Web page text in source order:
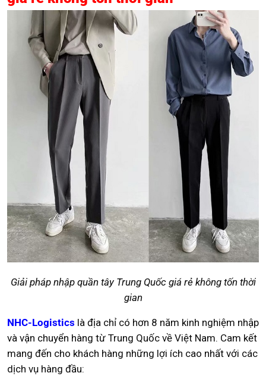
Giải pháp nhập quần tây Trung Quốc giá rẻ không tốn thời
gian
NHC-Logistics là địa chỉ có hơn 8 năm kinh nghiệm nhập
và vận chuyển hàng từ Trung Quốc về Việt Nam. Cam kết
mang đến cho khách hàng những lợi ích cao nhất với các
dịch vụ hàng đầu: